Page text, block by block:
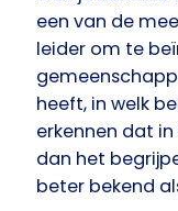
een van de
leider om te
heeft, in welk
erkennen dat
dan het
beter bekend